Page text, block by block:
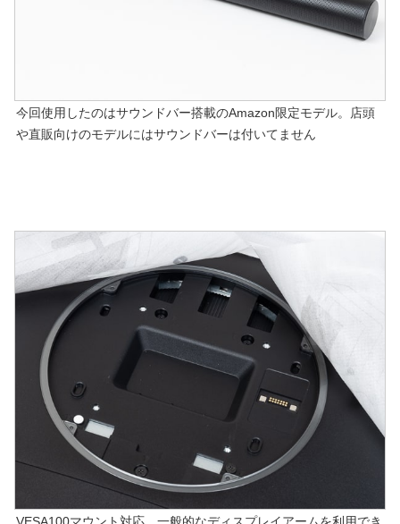
今回使用したのはサウンドバー搭載のAmazon限定モデル。店頭
や直販向けのモデルにはサウンドバーは付いてません